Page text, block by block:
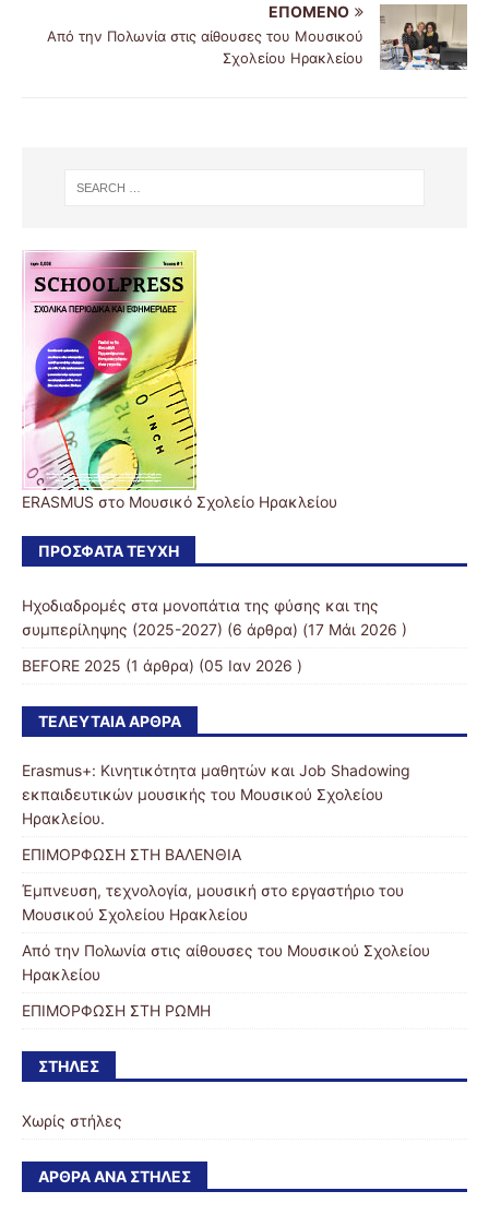
ΕΠΌΜΕΝΟ
Από την Πολωνία στις αίθουσες του Μουσικού
Σχολείου Ηρακλείου
ERASMUS στο Μουσικό Σχολείο Ηρακλείου
ΠΡΌΣΦΑΤΑ ΤΕΎΧΗ
Ηχοδιαδρομές στα μονοπάτια της φύσης και της
συμπερίληψης (2025-2027) (6 άρθρα) (17 Μάι 2026 )
BEFORE 2025 (1 άρθρα) (05 Ιαν 2026 )
ΤΕΛΕΥΤΑΊΑ ΆΡΘΡΑ
Erasmus+: Κινητικότητα μαθητών και Job Shadowing
εκπαιδευτικών μουσικής του Μουσικού Σχολείου
Ηρακλείου.
ΕΠΙΜΟΡΦΩΣΗ ΣΤΗ ΒΑΛΕΝΘΙΑ
Έμπνευση, τεχνολογία, μουσική στο εργαστήριο του
Μουσικού Σχολείου Ηρακλείου
Από την Πολωνία στις αίθουσες του Μουσικού Σχολείου
Ηρακλείου
ΕΠΙΜΟΡΦΩΣΗ ΣΤΗ ΡΩΜΗ
ΣΤΉΛΕΣ
Χωρίς στήλες
ΆΡΘΡΑ ΑΝΆ ΣΤΉΛΕΣ